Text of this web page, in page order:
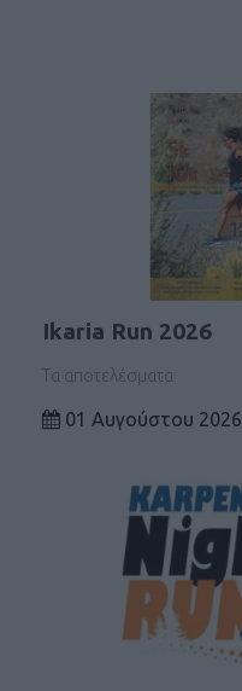
Ikaria Run 2026
Τα αποτελέσματα
01 Αυγούστου 2026